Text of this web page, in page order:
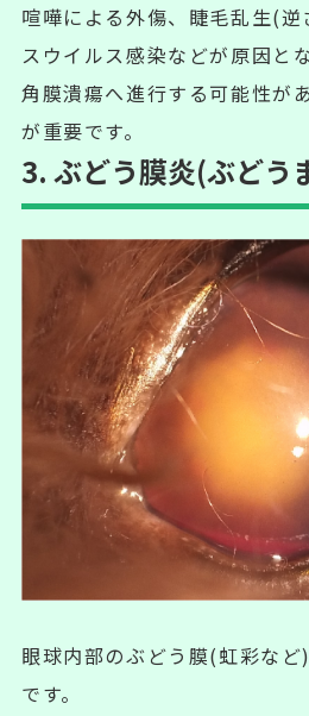
喧嘩による外傷、睫毛乱生(
スウイルス感染などが原因と
角膜潰瘍へ進行する可能性が
が重要です。
3. ぶどう膜炎(ぶどう
眼球内部のぶどう膜(虹彩な
です。